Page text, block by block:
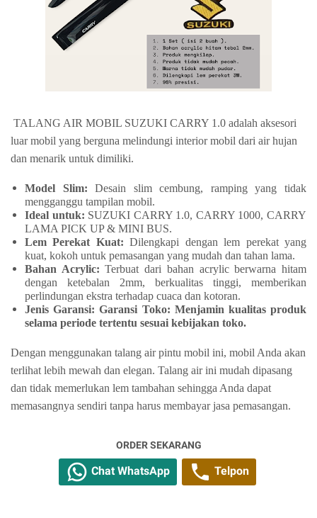
TALANG AIR MOBIL SUZUKI CARRY 1.0 adalah aksesori
luar mobil yang berguna melindungi interior mobil dari air hujan
dan menarik untuk dimiliki.
Model Slim: Desain slim cembung, ramping yang tidak
mengganggu tampilan mobil.
Ideal untuk: SUZUKI CARRY 1.0, CARRY 1000, CARRY
LAMA PICK UP & MINI BUS.
Lem Perekat Kuat: Dilengkapi dengan lem perekat yang
kuat, kokoh untuk pemasangan yang mudah dan tahan lama.
Bahan Acrylic: Terbuat dari bahan acrylic berwarna hitam
dengan ketebalan 2mm, berkualitas tinggi, memberikan
perlindungan ekstra terhadap cuaca dan kotoran.
Jenis Garansi: Garansi Toko: Menjamin kualitas produk
selama periode tertentu sesuai kebijakan toko.
Dengan menggunakan talang air pintu mobil ini, mobil Anda akan
terlihat lebih mewah dan elegan. Talang air ini mudah dipasang
dan tidak memerlukan lem tambahan sehingga Anda dapat
memasangnya sendiri tanpa harus membayar jasa pemasangan.
ORDER SEKARANG
Chat WhatsApp Telpon